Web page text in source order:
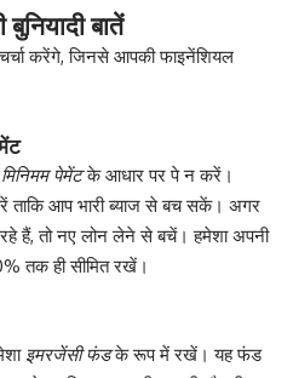
बातें
करेंगे, जिनसे आपकी फाइनेंशियल
मिनिमम पेमेंटके आधार पर पे न करें।
ताकि आप भारी ब्याज से बच सकें। अगर
हैं, तो नए लोन लेने से बचें। हमेशा अपनी
तक ही सीमित रखें।
इमरजेंसी फंडके रूप में रखें। यह फंड